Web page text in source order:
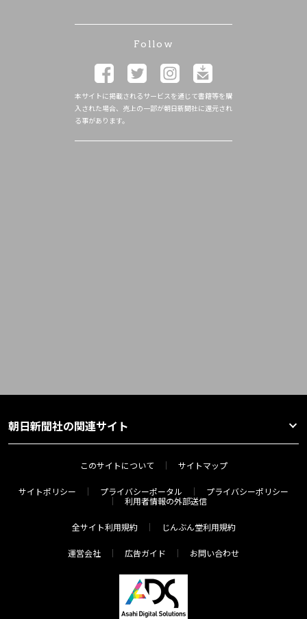
Follow
本サイトに掲載されるサービスを通じて書籍等を購
入された場合、売上の一部が朝日新聞社に還元され
る事があります。
朝日新聞社の関連サイト
このサイトについて サイトマップ
サイトポリシー プライバシーポータル
プライバシーポリシー
利用者情報の外部送信
全サイト利用規約 じんぶん堂利用規約
運営会社 広告ガイド お問い合わせ